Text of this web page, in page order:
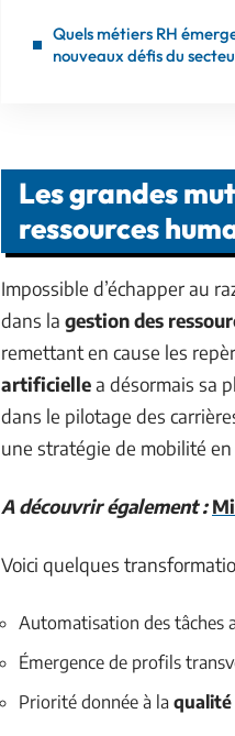
Quels métiers RH
nouveaux défis du
Les grandes
ressources
Impossible d’échapper au
dans la gestion des
remettant en cause les
artificiellea désormais sa
dans le pilotage des
une stratégie de mobilité en
A découvrir également :
Voici quelques
Automatisation des tâches
Émergence de profils
Priorité donnée à la qualité